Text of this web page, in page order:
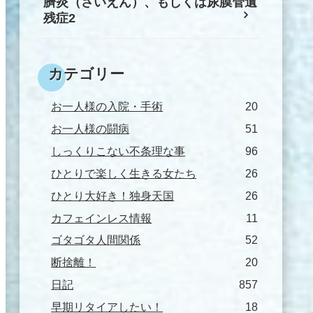
残症2
カテゴリー
お一人様の入院・手術
20
お一人様の闘病
51
しっくりこない不条理な事
96
ひとりで楽しく生きる女たち
26
ひとり大好き！独身天国
26
カフェインレス情報
11
ゴタゴタ人間関係
52
断捨離！
20
日記
857
早期リタイアしたい！
18